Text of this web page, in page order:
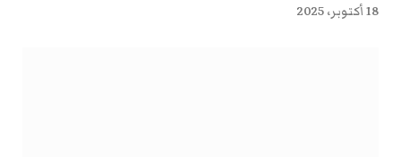
18 أكتوبر، 2025